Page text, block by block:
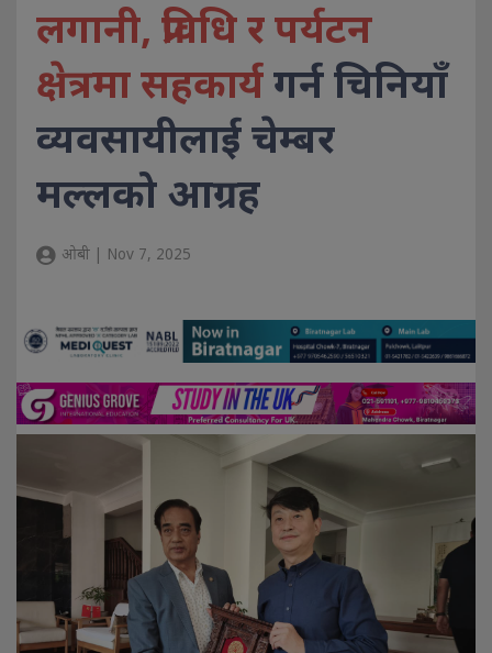
लगानी, प्रविधि र पर्यटन
क्षेत्रमा सहकार्यगर्न चिनियाँ
व्यवसायीलाई चेम्बर
मल्लको आग्रह
ओबी | Nov 7, 2025